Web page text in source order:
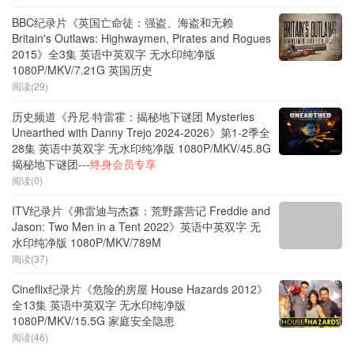
BBC纪录片《英国亡命徒：强盗、海盗和无赖
Britain's Outlaws: Highwaymen, Pirates and Rogues
2015》全3集 英语中英双字 无水印纯净版
1080P/MKV/7.21G 英国历史
阅读(29)
历史频道《丹尼·特雷霍：揭秘地下谜团 Mysteries
Unearthed with Danny Trejo 2024-2026》第1-2季全
28集 英语中英双字 无水印纯净版 1080P/MKV/45.8G
揭秘地下谜团---终身会员专享
阅读(0)
ITV纪录片《弗雷迪与杰森：荒野露营记 Freddie and
Jason: Two Men in a Tent 2022》英语中英双字 无
水印纯净版 1080P/MKV/789M
阅读(37)
Cineflix纪录片《危险的房屋 House Hazards 2012》
全13集 英语中英双字 无水印纯净版
1080P/MKV/15.5G 家庭安全隐患
阅读(46)